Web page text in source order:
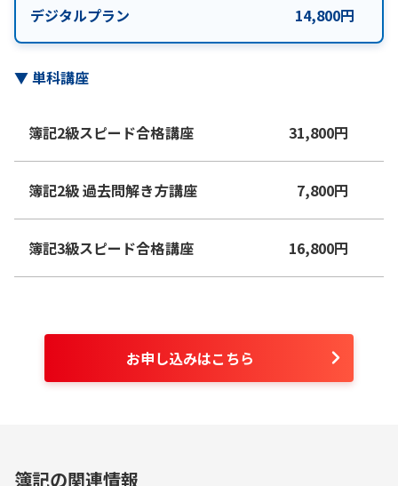
デジタルプラン 14,800円
▼単科講座
簿記2級スピード合格講座 31,800円
簿記2級 過去問解き方講座 7,800円
簿記3級スピード合格講座 16,800円
お申し込みはこちら
簿記の関連情報